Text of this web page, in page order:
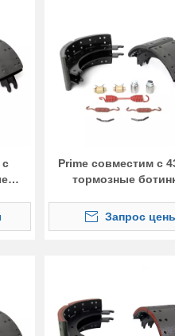
с
Prime совместим с
тормозные
Запрос